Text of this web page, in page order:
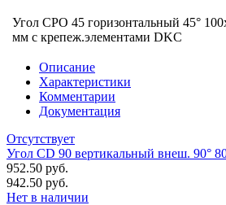
Угол CPO 45 горизонтальный 45°
мм с крепеж.элементами DKC
Описание
Характеристики
Комментарии
Документация
Отсутствует
Угол CD 90 вертикальный внеш. 90°
952.50 руб.
942.50 руб.
Нет в наличии